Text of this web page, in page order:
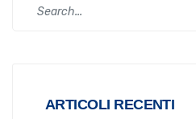
ARTICOLI RECENTI